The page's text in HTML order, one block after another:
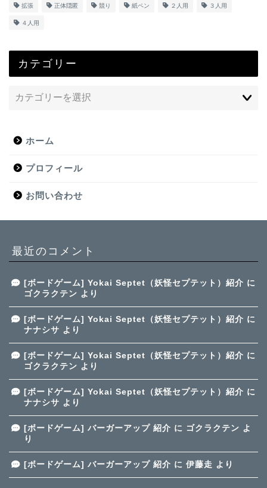
拡張 正体隠匿 競り 紙ペン ２人用 ３人用
４人用
カテゴリー
ホーム
プロフィール
お問い合わせ
最近のコメント
[ボードゲーム] Yokai Septet（妖怪セプテット）紹介 に
ゴクラクテン より
[ボードゲーム] Yokai Septet（妖怪セプテット）紹介 に
ナナシサ より
[ボードゲーム] Yokai Septet（妖怪セプテット）紹介 に
ゴクラクテン より
[ボードゲーム] Yokai Septet（妖怪セプテット）紹介 に
ナナシサ より
[ボードゲーム] バーガーアップ 紹介 に ゴクラクテン よ
り
[ボードゲーム] バーガーアップ 紹介 に 伊藤走 より